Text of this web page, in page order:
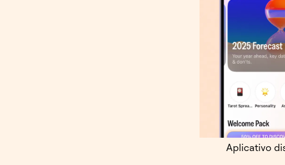
Aplicativo